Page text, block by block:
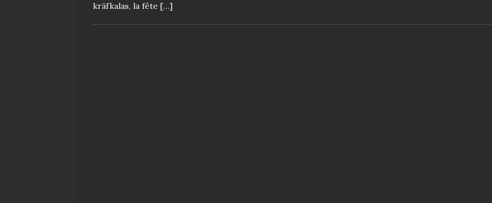
kräfkalas, la fête […]